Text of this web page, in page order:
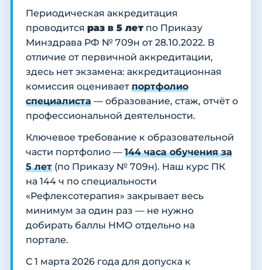
Периодическая аккредитация
проводится раз в 5 летпо Приказу
Минздрава РФ № 709н от 28.10.2022. В
отличие от первичной аккредитации,
здесь нет экзамена: аккредитационная
комиссия оценивает портфолио
специалиста — образование, стаж, отчёт о
профессиональной деятельности.
Ключевое требование к образовательной
части портфолио — 144 часа обучения за
5 лет (по Приказу № 709н). Наш курс ПК
на 144 ч по специальности
«Рефлексотерапия» закрывает весь
минимум за один раз — не нужно
добирать баллы НМО отдельно на
портале.
С 1 марта 2026 года для допуска к